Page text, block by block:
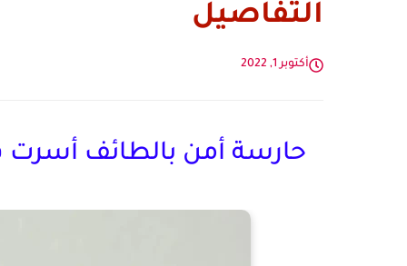
التفاصيل
أكتوبر 1, 2022
حارسة أمن بالطائف أسرت